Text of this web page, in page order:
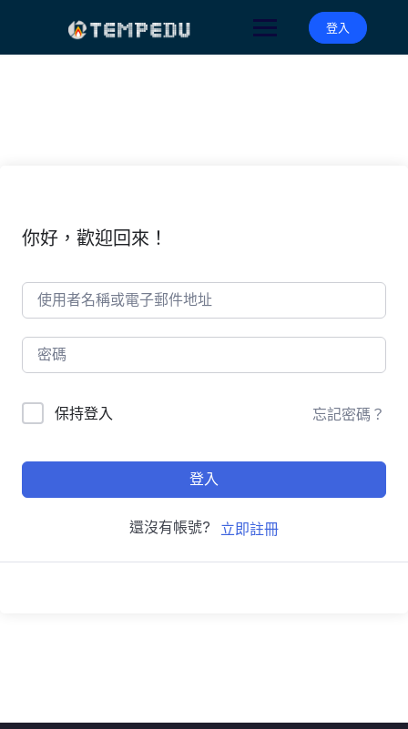
登入
你好，歡迎回來！
保持登入 忘記密碼？
登入
還沒有帳號? 立即註冊